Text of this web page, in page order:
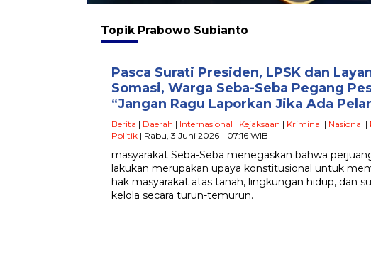
Topik Prabowo Subianto
Pasca Surati Presiden, LPSK dan
Somasi, Warga Seba-Seba Pegang
“Jangan Ragu Laporkan Jika Ada
Berita | Daerah | Internasional | Kejaksaan | Kriminal | Nasional |
Politik | Rabu, 3 Juni 2026 - 07:16 WIB
masyarakat Seba-Seba menegaskan bahwa
lakukan merupakan upaya konstitusional untuk
hak masyarakat atas tanah, lingkungan hidup, dan
kelola secara turun-temurun.